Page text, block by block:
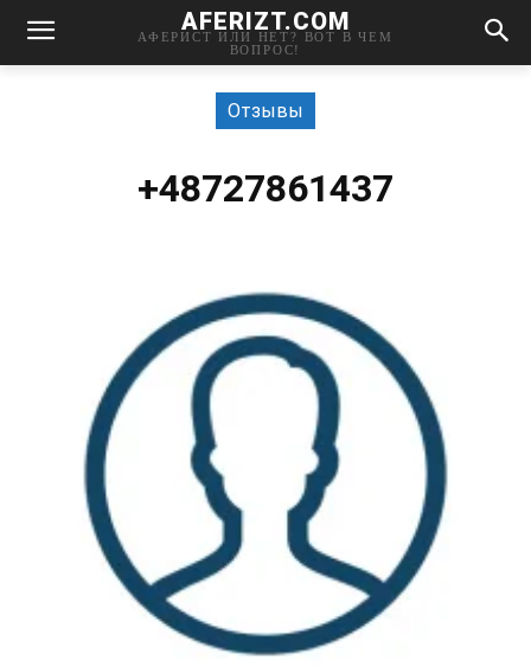
AFERIZT.COM
АФЕРИСТ ИЛИ НЕТ? ВОТ В ЧЕМ
ВОПРОС!
Отзывы
+48727861437